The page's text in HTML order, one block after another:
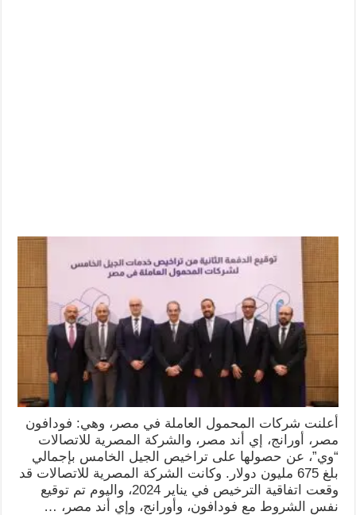
أعلنت شركات المحمول العاملة في مصر، وهي: فودافون
مصر، أورانج، إي أند مصر، والشركة المصرية للاتصالات
“وي”، عن حصولها على تراخيص الجيل الخامس بإجمالي
بلغ 675 مليون دولار. وكانت الشركة المصرية للاتصالات قد
وقعت اتفاقية الترخيص في يناير 2024، واليوم تم توقيع
نفس الشروط مع فودافون، وأورانج، وإي أند مصر، …